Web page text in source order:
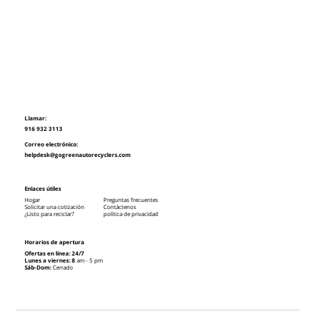
Llamar:
916 932 3113
Correo electrónico:
helpdesk@gogreenautorecyclers.com
Horarios de apertura
Ofertas en línea: 24/7
Lunes a viernes: 8am - 5 pm
Sáb-Dom:Cerrado
Enlaces útiles
Hogar
Solicitar una cotización
¿Listo para reciclar?
Preguntas frecuentes
Contáctenos
política de privacidad